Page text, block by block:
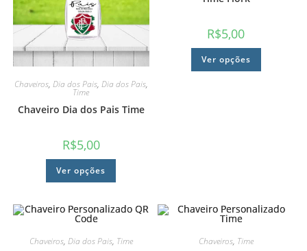
Chaveiros, Dia dos Pais, Dia dos Pais,
Time
Chaveiro Dia dos Pais Time
R$5,00
Ver opções
R$5,00
Ver opções
Chaveiros, Dia dos Pais, Time Chaveiros, Time